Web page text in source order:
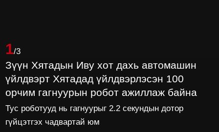
1/3
Зүүн Хятадын Иву хот дахь автомашин
үйлдвэрт Хятадад үйлдвэрлэсэн 100
орчим гагнуурын робот ажиллаж байна
Тус роботууд нь гагнуурыг 2.2 секундын дотор
гүйцэтгэх чадвартай юм